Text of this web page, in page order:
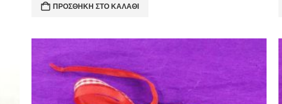
ΠΡΟΣΘΉΚΗ ΣΤΟ ΚΑΛΆΘΙ